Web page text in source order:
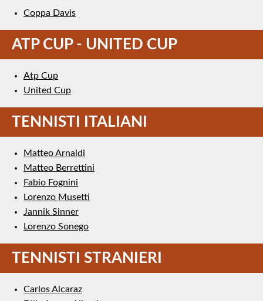
Coppa Davis
ATP CUP - UNITED CUP
Atp Cup
United Cup
TENNISTI ITALIANI
Matteo Arnaldi
Matteo Berrettini
Fabio Fognini
Lorenzo Musetti
Jannik Sinner
Lorenzo Sonego
TENNISTI STRANIERI
Carlos Alcaraz